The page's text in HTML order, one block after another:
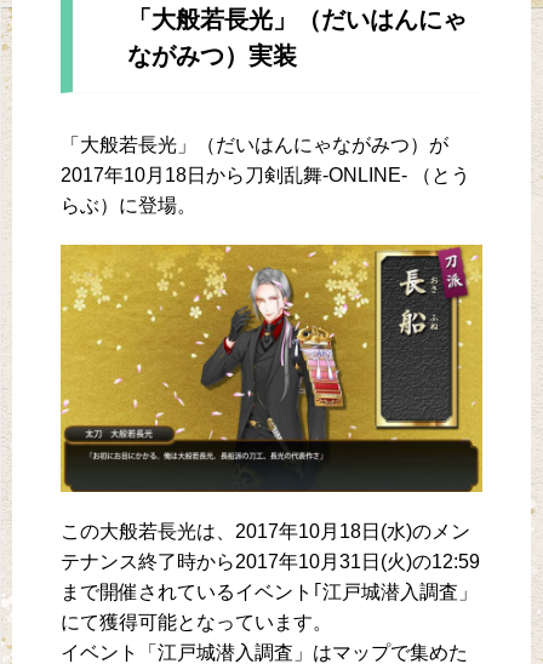
「大般若長光」（だいはんにゃ
ながみつ）実装
「大般若長光」（だいはんにゃながみつ）が
2017年10月18日から刀剣乱舞-ONLINE- （とう
らぶ）に登場。
この大般若長光は、2017年10月18日(水)のメン
テナンス終了時から2017年10月31日(火)の12:59
まで開催されているイベント｢江戸城潜入調査」
にて獲得可能となっています。
イベント「江戸城潜入調査」はマップで集めた